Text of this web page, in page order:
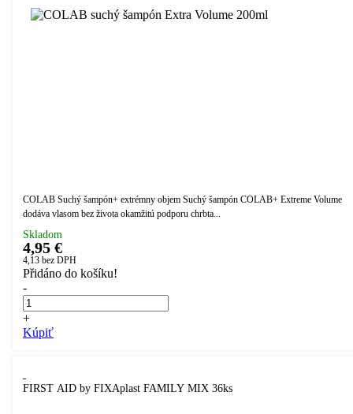
COLAB Suchý šampón+ extrémny objem Suchý šampón COLAB+ Extreme Volume
dodáva vlasom bez života okamžitú podporu chrbta...
Skladom
4,95 €
4,13 bez DPH
Přidáno do košíku!
-
+
Kúpiť
FIRST AID by FIXAplast FAMILY MIX 36ks